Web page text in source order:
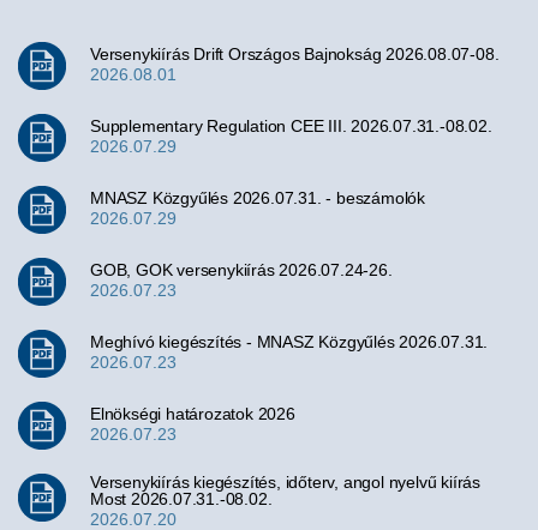
Versenykiírás Drift Országos Bajnokság 2026.08.07-08.
2026.08.01
Supplementary Regulation CEE III. 2026.07.31.-08.02.
2026.07.29
MNASZ Közgyűlés 2026.07.31. - beszámolók
2026.07.29
GOB, GOK versenykiírás 2026.07.24-26.
2026.07.23
Meghívó kiegészítés - MNASZ Közgyűlés 2026.07.31.
2026.07.23
Elnökségi határozatok 2026
2026.07.23
Versenykiírás kiegészítés, időterv, angol nyelvű kiírás
Most 2026.07.31.-08.02.
2026.07.20